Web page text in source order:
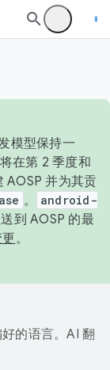
模型保持一
在第 2 季度和
AOSP 并为其贡
。
android-
到 AOSP 的最
。
的语言。AI 翻